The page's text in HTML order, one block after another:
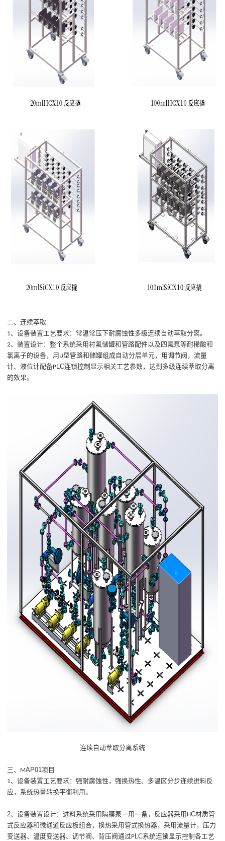
二、连续萃取
1、设备装置工艺要求：常温常压下耐腐蚀性多级连续自动萃取分离。
2、装置设计：整个系统采用衬氟储罐和管路配件以及四氟泵等耐稀酸和
氯离子的设备，用 U型管路和储罐组成自动分层单元，用调节阀，流量
计、液位计配备PLC连锁控制显示相关工艺参数，达到多级连续萃取分离
的效果。
连续自动萃取分离系统
三、 MAP01项目
1、设备装置工艺要求：强耐腐蚀性，强换热性、多温区分步连续进料反
应，系统热量转换平衡利用。
2、设备装置设计：进料系统采用隔膜泵一用一备，反应器采用 HC材质管
式反应器和微通道反应板组合，换热采用管式换热器，采用流量计，压力
变送器、温度变送器、调节阀、背压阀通过 PLC系统连锁显示控制各工艺